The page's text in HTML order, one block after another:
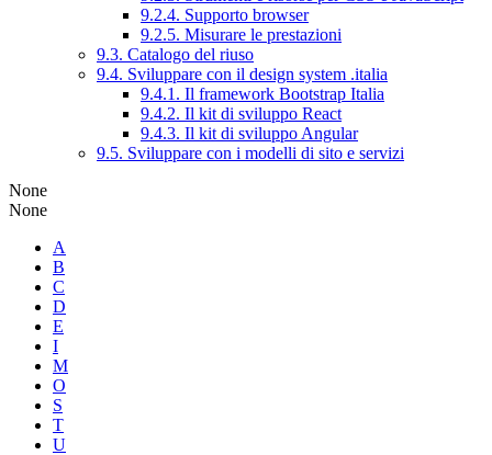
9.2.4. Supporto browser
9.2.5. Misurare le prestazioni
9.3. Catalogo del riuso
9.4. Sviluppare con il design system .italia
9.4.1. Il framework Bootstrap Italia
9.4.2. Il kit di sviluppo React
9.4.3. Il kit di sviluppo Angular
9.5. Sviluppare con i modelli di sito e servizi
None
None
A
B
C
D
E
I
M
O
S
T
U